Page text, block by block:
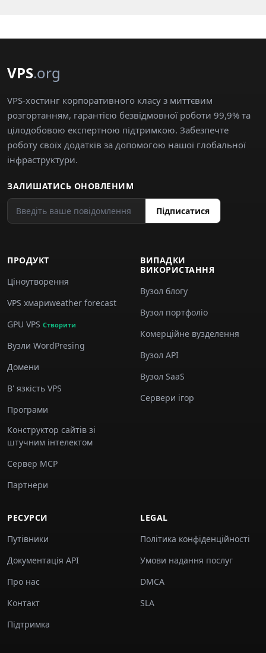
VPS.org
VPS-хостинг корпоративного класу з миттєвим
розгортанням, гарантією безвідмовної роботи 99,9% та
цілодобовою експертною підтримкою. Забезпечте
роботу своїх додатків за допомогою нашої глобальної
інфраструктури.
ЗАЛИШАТИСЬ ОНОВЛЕНИМ
Підписатися
ПРОДУКТ
Ціноутворення
VPS хмариweather forecast
GPU VPS Створити
Вузли WordPresing
Домени
В' язкість VPS
Програми
Конструктор сайтів зі
штучним інтелектом
Сервер MCP
Партнери
ВИПАДКИ
ВИКОРИСТАННЯ
Вузол блогу
Вузол портфоліо
Комерційне вузделення
Вузол API
Вузол SaaS
Сервери ігор
РЕСУРСИ
Путівники
Документація API
Про нас
Контакт
Підтримка
LEGAL
Політика конфіденційності
Умови надання послуг
DMCA
SLA